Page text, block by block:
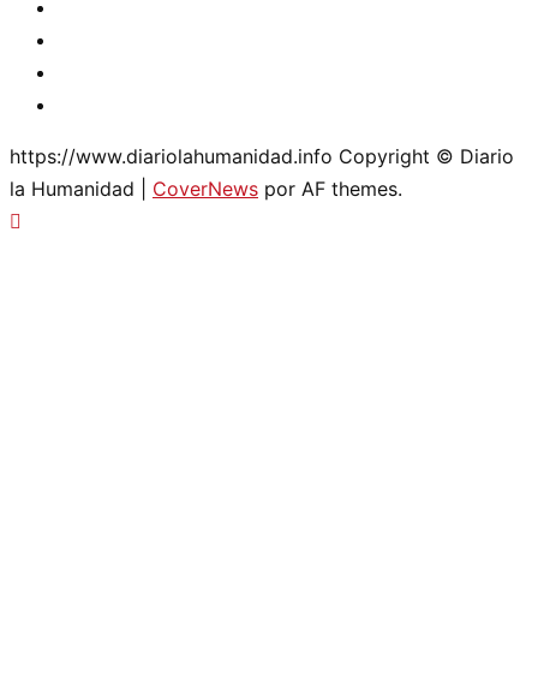
https://www.diariolahumanidad.info Copyright © Diario
la Humanidad
CoverNews por AF themes.